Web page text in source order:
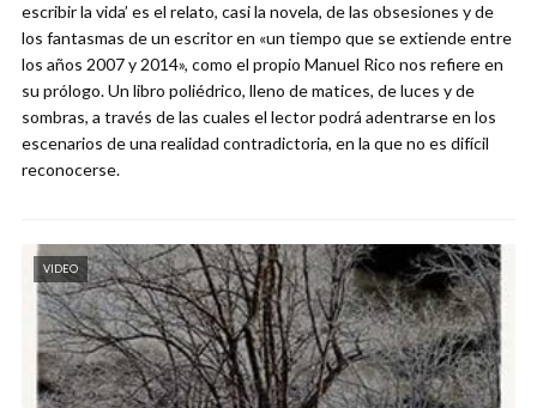
escribir la vida’ es el relato, casi la novela, de las obsesiones y de
los fantasmas de un escritor en «un tiempo que se extiende entre
los años 2007 y 2014», como el propio Manuel Rico nos refiere en
su prólogo. Un libro poliédrico, lleno de matices, de luces y de
sombras, a través de las cuales el lector podrá adentrarse en los
escenarios de una realidad contradictoria, en la que no es difícil
reconocerse.
VIDEO